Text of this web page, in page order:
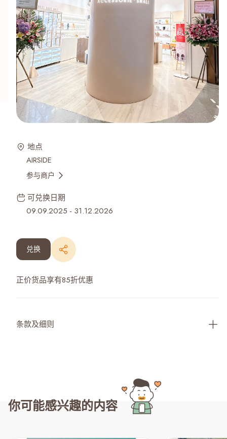
地点
AIRSIDE
参与商户
可兑换日期
09.09.2025 - 31.12.2026
兑换
正价货品享有85折优惠
条款及细则
你可能感兴趣的内容